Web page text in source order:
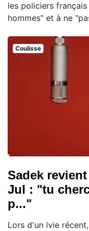
les policiers
hommes" et à ne
Coulisse
Sadek
Jul : "tu
p..."
Lors d'un lvie